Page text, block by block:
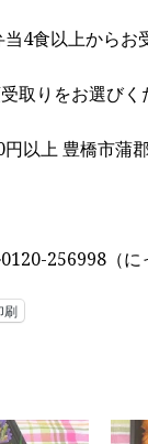
4食以上からお
取りをお選びく
以上 豊橋市蒲
256998（に
刷